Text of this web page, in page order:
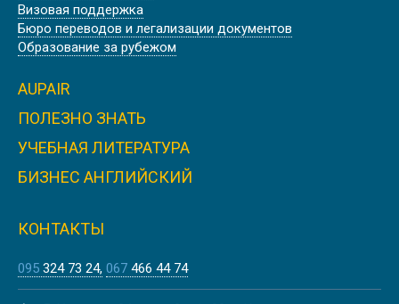
КУРСЫ АНГЛИЙСКОГО ЯЗЫКА В
США, НЬЮ ЙОРК | EMBASSY
КУРСЫ АНГЛИЙСКОГО ЯЗЫКА В
АНГЛИИ, ЛЬЮИС | SUSSEX DOWNS
Визовая поддержка
Бюро переводов и легализации документов
Образование за рубежом
AUPAIR
ПОЛЕЗНО ЗНАТЬ
УЧЕБНАЯ ЛИТЕРАТУРА
БИЗНЕС АНГЛИЙСКИЙ
КОНТАКТЫ
095 324 73 24 067 466 44 74